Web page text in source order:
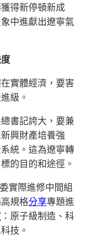
得新停頓新成
中進獻出遼寧氣
實體經濟，要害
級。
書記誇大，要兼
興財產培養強
統。這為遼寧轉
的目的和途徑。
實際進修中間組
規格分享專題進
：原子級制造、科
技。